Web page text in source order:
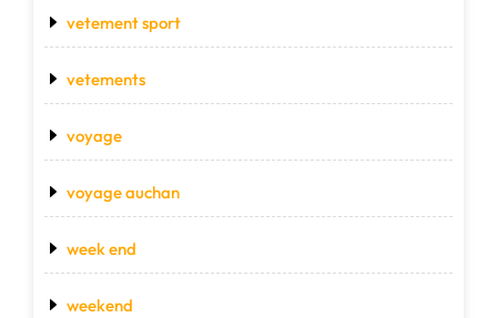
vetement sport
vetements
voyage
voyage auchan
week end
weekend